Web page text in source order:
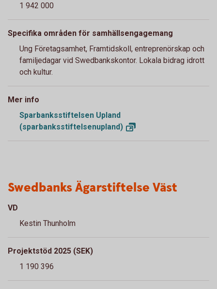
1 942 000
Specifika områden för samhällsengagemang
Ung Företagsamhet, Framtidskoll, entreprenörskap och
familjedagar vid Swedbankskontor. Lokala bidrag idrott
och kultur.
Mer info
Sparbanksstiftelsen Upland
(sparbanksstiftelsenupland)
Swedbanks Ägarstiftelse Väst
VD
Kestin Thunholm
Projektstöd 2025 (SEK)
1 190 396